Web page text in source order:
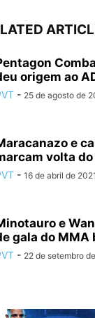
origem ao
- 25 de agosto de
e
volta
- 16 de abril de 2021
e
gala do MMA
- 22 de setembro